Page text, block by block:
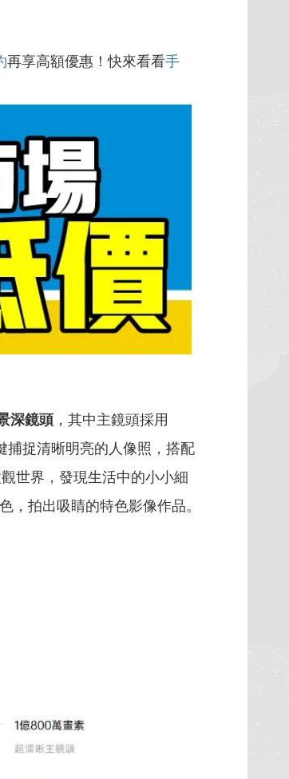
再享高額優惠！快來看看手
深鏡頭，其中主鏡頭採用
捕捉清晰明亮的人像照，搭配
世界，發現生活中的小小細
，拍出吸睛的特色影像作品。